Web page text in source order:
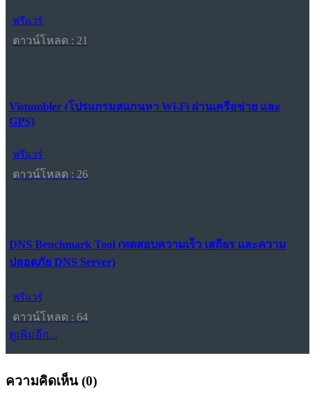
ฟรีแวร์
ดาวน์โหลด : 21
Vistumbler (โปรแกรมสแกนหา Wi-Fi ผ่านเครือข่าย และ
GPS)
ฟรีแวร์
ดาวน์โหลด : 26
DNS Benchmark Tool (ทดสอบความเร็ว เสถียร และความ
ปลอดภัย DNS Server)
ฟรีแวร์
ดาวน์โหลด : 64
ดูเพิ่มอีก...
ความคิดเห็น (0)